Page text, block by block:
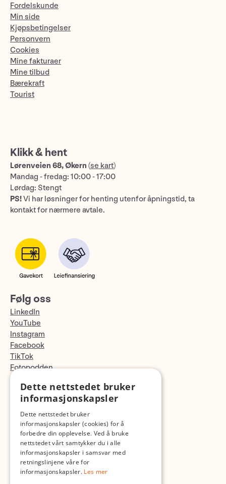
Fordelskunde
Min side
Kjøpsbetingelser
Personvern
Cookies
Mine fakturaer
Mine tilbud
Bærekraft
Tourist
Klikk & hent
Lørenveien 68, Økern (se kart)
Mandag - fredag: 10:00 - 17:00
Lørdag: Stengt
PS!Vi har løsninger for henting utenfor åpningstid, ta
kontakt for nærmere avtale.
Følg oss
LinkedIn
YouTube
Instagram
Facebook
TikTok
Fotopodden
Med forbehold om skrive- og lagerfeil
Dette nettstedet bruker
informasjonskapsler
Dette nettstedet bruker
informasjonskapsler (cookies) for å
forbedre din opplevelse. Ved å bruke
nettstedet vårt samtykker du i alle
informasjonskapsler i samsvar med
retningslinjene våre for
informasjonskapsler. Les mer